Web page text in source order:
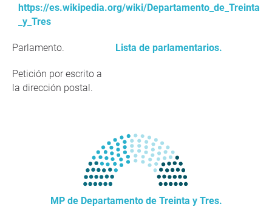
https://es.wikipedia.org/wiki/Departamento_de_Treinta
_y_Tres
Parlamento. Lista de parlamentarios.
Petición por escrito a
la dirección postal.
MP de Departamento de Treinta y Tres.